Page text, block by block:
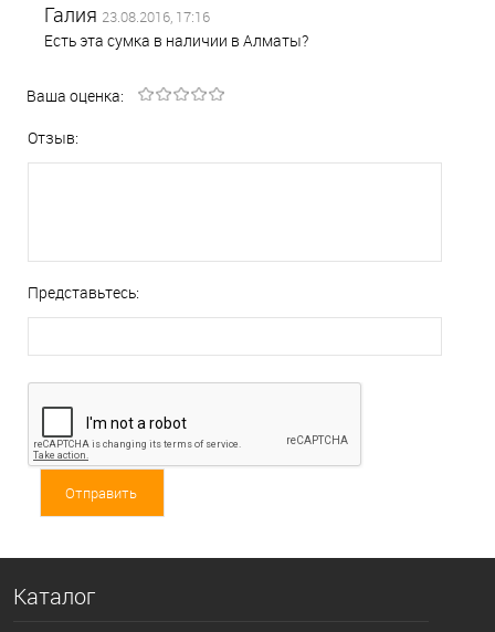
Галия 23.08.2016, 17:16
Есть эта сумка в наличии в Алматы?
Ваша оценка:
Отзыв:
Представьтесь:
Каталог